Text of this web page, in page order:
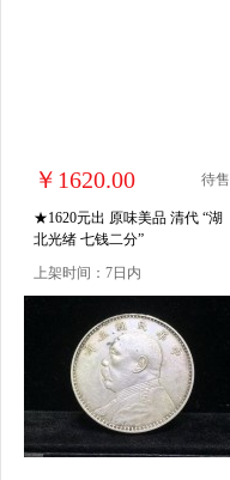
￥1620.00 待售
★1620元出 原味美品 清代 “湖
北光绪 七钱二分”
上架时间：7日内